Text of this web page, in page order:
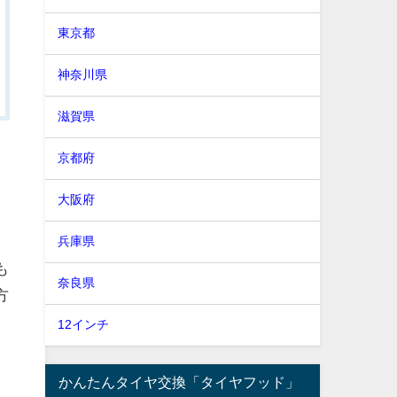
東京都
神奈川県
滋賀県
京都府
大阪府
兵庫県
奈良県
12インチ
かんたんタイヤ交換「タイヤフッド」